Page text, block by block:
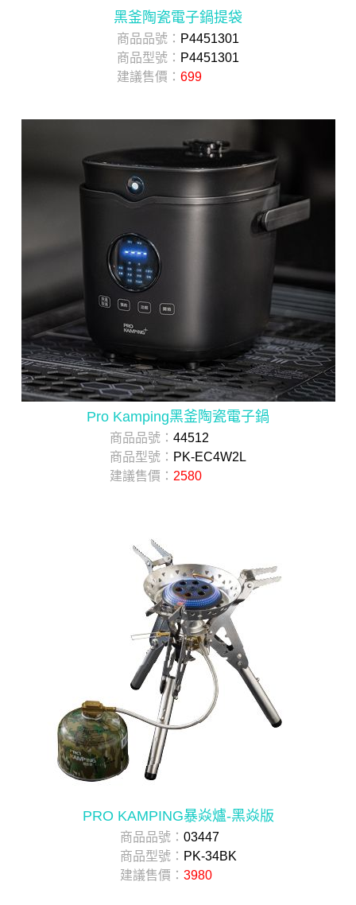
黑釜陶瓷電子鍋提袋
商品品號： P4451301
商品型號： P4451301
建議售價： 699
Pro Kamping黑釜陶瓷電子鍋
商品品號： 44512
商品型號： PK-EC4W2L
建議售價： 2580
PRO KAMPING暴焱爐-黑焱版
商品品號： 03447
商品型號： PK-34BK
建議售價： 3980